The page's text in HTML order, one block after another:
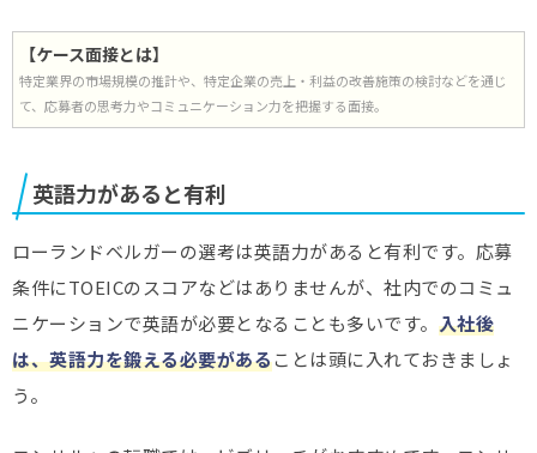
【ケース面接とは】
特定業界の市場規模の推計や、特定企業の売上・利益の改善施策の検討などを通じ
て、応募者の思考力やコミュニケーション力を把握する面接。
英語力があると有利
ローランドベルガーの選考は英語力があると有利です。応募
条件にTOEICのスコアなどはありませんが、社内でのコミュ
ニケーションで英語が必要となることも多いです。 入社後
は、英語力を鍛える必要があることは頭に入れておきましょ
う。